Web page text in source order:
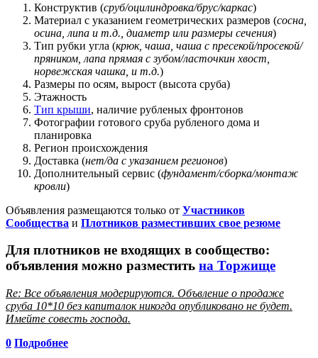
Конструктив (сруб/оцилиндровка/брус/каркас)
Материал с указанием геометрических размеров (сосна,
осина, липа и т.д., диаметр или размеры сечения)
Тип рубки угла (крюк, чаша, чаша с пресекой/просекой/
пряником, лапа прямая с зубом/ласточкин хвост,
норвежская чашка, и т.д.)
Размеры по осям, вырост (высота сруба)
Этажность
Тип крыши, наличие рубленых фронтонов
Фотографии готового сруба рубленого дома и
планировка
Регион происхождения
Доставка (нет/да с указанием регионов)
Дополнительный сервис (фундамент/сборка/монтаж
кровли)
Объявления размещаются только от Участников
Сообщества и Плотников разместивших свое резюме
Для плотников не входящих в сообщество:
объявления можно разместить на Торжище
Re: Все объявления модерируются. Объвление о продаже
сруба 10*10 без капиталок никогда опубликовано не будет.
Имейте совесть господа.
0 Подробнее